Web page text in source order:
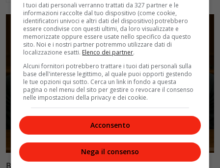
I tuoi dati personali verranno trattati da 327 partner e le
informazioni raccolte dal tuo dispositivo (come cookie,
identificatori univoci e altri dati del dispositivo) potrebbero
essere condivise con questi ultimi, da loro visualizzate e
memorizzate oppure essere usate nello specifico da questo
sito. Noi e i nostri partner potremmo utilizzare dati di
localizzazione esatti. Elenco dei partner.
Alcuni fornitori potrebbero trattare i tuoi dati personali sulla
base dell'interesse legittimo, al quale puoi opporti gestendo
le tue opzioni qui sotto. Cerca un link in fondo a questa
pagina o nel menu del sito per gestire o revocare il consenso
nelle impostazioni della privacy e dei cookie.
Acconsento
Nega il consenso